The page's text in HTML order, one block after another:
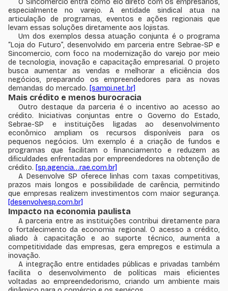
especialmente no varejo. A entidade sindical atua na
articulação de programas, eventos e ações regionais que
levam essas soluções diretamente aos lojistas.
Um dos exemplos dessa atuação conjunta é o programa
“Loja do Futuro”, desenvolvido em parceria entre Sebrae-SP e
Sincomercio, com foco na modernização do varejo por meio
de tecnologia, inovação e capacitação empresarial. O projeto
busca aumentar as vendas e melhorar a eficiência dos
negócios, preparando os empreendedores para as novas
demandas do mercado. [sampi.net.br]
Mais crédito e menos burocracia
Outro destaque da parceria é o incentivo ao acesso ao
crédito. Iniciativas conjuntas entre o Governo do Estado,
Sebrae-SP e instituições ligadas ao desenvolvimento
econômico ampliam os recursos disponíveis para os
pequenos negócios. Um exemplo é a criação de fundos e
programas que facilitam o financiamento e reduzem as
dificuldades enfrentadas por empreendedores na obtenção de
crédito. [sp.agencia…rae.com.br]
A Desenvolve SP oferece linhas com taxas competitivas,
prazos mais longos e possibilidade de carência, permitindo
que empresas realizem investimentos com maior segurança.
[desenvolvesp.com.br]
Impacto na economia paulista
A parceria entre as instituições contribui diretamente para
o fortalecimento da economia regional. O acesso a crédito,
aliado à capacitação e ao suporte técnico, aumenta a
competitividade das empresas, gera empregos e estimula a
inovação.
A integração entre entidades públicas e privadas também
facilita o desenvolvimento de políticas mais eficientes
voltadas ao empreendedorismo, criando um ambiente mais